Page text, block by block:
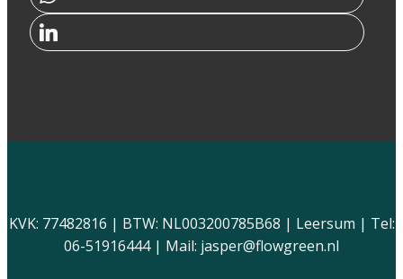
KVK: 77482816 | BTW: NL003200785B68 | Leersum | Tel:
06-51916444 | Mail: jasper@flowgreen.nl